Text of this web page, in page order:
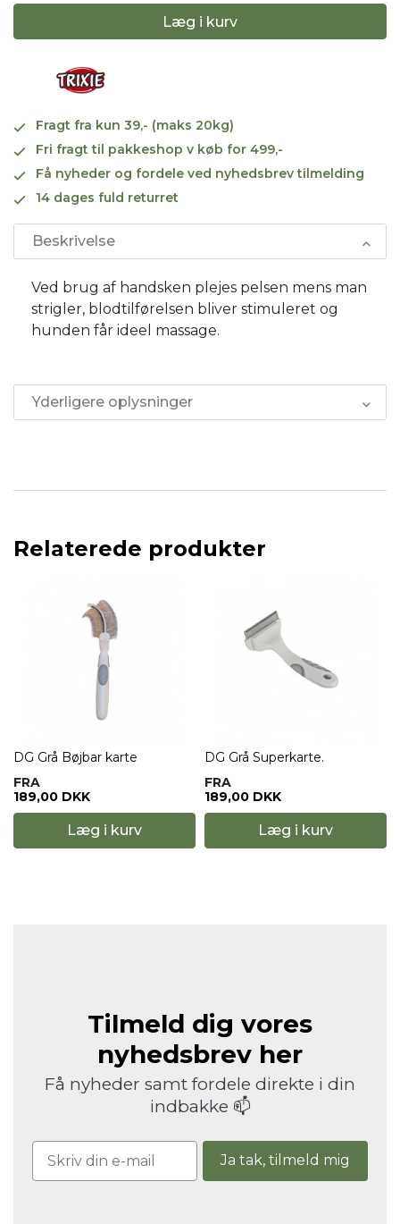
Læg i kurv
Fragt fra kun 39,- (maks 20kg)
Fri fragt til pakkeshop v køb for 499,-
Få nyheder og fordele ved nyhedsbrev tilmelding
14 dages fuld returret
Beskrivelse
Ved brug af handsken plejes pelsen mens man
strigler, blodtilførelsen bliver stimuleret og
hunden får ideel massage.
Yderligere oplysninger
Relaterede produkter
DG Grå Bøjbar karte
FRA
189,00 DKK
Læg i kurv
DG Grå Superkarte.
FRA
189,00 DKK
Læg i kurv
Tilmeld dig vores
nyhedsbrev her
Få nyheder samt fordele direkte i din
indbakke 📫
Ja tak, tilmeld mig